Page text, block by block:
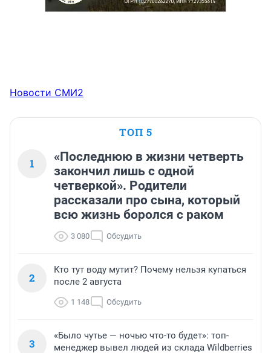
Новости СМИ2
ТОП 5
1
«Последнюю в жизни четверть
закончил лишь с одной
четверкой». Родители
рассказали про сына, который
всю жизнь боролся с раком
3 080 Обсудить
2
Кто тут воду мутит? Почему нельзя купаться
после 2 августа
1 148 Обсудить
3
«Было чутье — ночью что-то будет»: топ-
менеджер вывел людей из склада Wildberries